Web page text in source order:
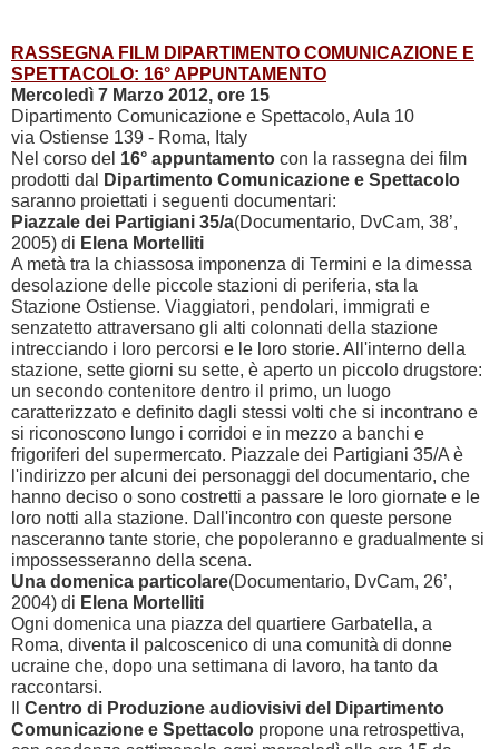
RASSEGNA FILM DIPARTIMENTO COMUNICAZIONE E
SPETTACOLO: 16° APPUNTAMENTO
Mercoledì 7 Marzo 2012, ore 15
Dipartimento Comunicazione e Spettacolo, Aula 10
via Ostiense 139 - Roma, Italy
Nel corso del 16° appuntamento con la rassegna dei film
prodotti dal
Dipartimento Comunicazione e Spettacolo
saranno proiettati i seguenti documentari:
Piazzale dei Partigiani 35/a(Documentario, DvCam, 38’,
2005) di Elena Mortelliti
A metà tra la chiassosa imponenza di Termini e la dimessa
desolazione delle piccole stazioni di periferia, sta la
Stazione Ostiense. Viaggiatori, pendolari, immigrati e
senzatetto attraversano gli alti colonnati della stazione
intrecciando i loro percorsi e le loro storie. All'interno della
stazione, sette giorni su sette, è aperto un piccolo drugstore:
un secondo contenitore dentro il primo, un luogo
caratterizzato e definito dagli stessi volti che si incontrano e
si riconoscono lungo i corridoi e in mezzo a banchi e
frigoriferi del supermercato. Piazzale dei Partigiani 35/A è
l'indirizzo per alcuni dei personaggi del documentario, che
hanno deciso o sono costretti a passare le loro giornate e le
loro notti alla stazione. Dall'incontro con queste persone
nasceranno tante storie, che popoleranno e gradualmente si
impossesseranno della scena.
Una domenica particolare(Documentario, DvCam, 26’,
2004) di Elena Mortelliti
Ogni domenica una piazza del quartiere Garbatella, a
Roma, diventa il palcoscenico di una comunità di donne
ucraine che, dopo una settimana di lavoro, ha tanto da
raccontarsi.
Centro di Produzione audiovisivi del Dipartimento
Comunicazione e Spettacolo propone una retrospettiva,